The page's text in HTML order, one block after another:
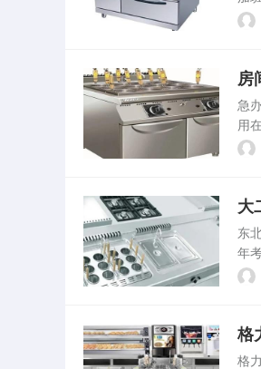
庭
房
急
用
况
大
东
年
治3
格
格